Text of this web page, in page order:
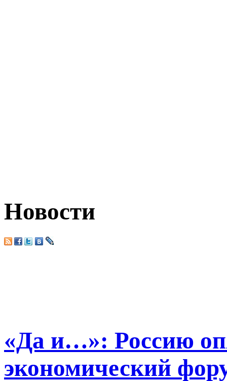
Новости
«Да и…»: Россию
экономический